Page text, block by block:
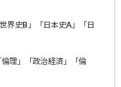
界史B」「日本史A」「日
理」「政治経済」「倫